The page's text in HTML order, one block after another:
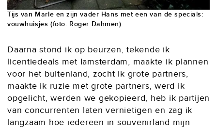
Tijs van Marle en zijn vader Hans met een van de specials:
vouwhuisjes (foto: Roger Dahmen)
Daarna stond ik op beurzen, tekende ik
licentiedeals met Iamsterdam, maakte ik plannen
voor het buitenland, zocht ik grote partners,
maakte ik ruzie met grote partners, werd ik
opgelicht, werden we gekopieerd, heb ik partijen
van concurrenten laten vernietigen en zag ik
langzaam hoe iedereen in souvenirland mijn